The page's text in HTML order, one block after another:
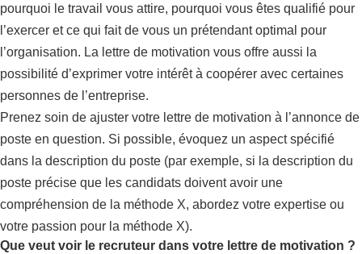
pourquoi le travail vous attire, pourquoi vous êtes qualifié pour
l’exercer et ce qui fait de vous un prétendant optimal pour
l’organisation. La lettre de motivation vous offre aussi la
possibilité d’exprimer votre intérêt à coopérer avec certaines
personnes de l’entreprise.
Prenez soin de ajuster votre lettre de motivation à l’annonce de
poste en question. Si possible, évoquez un aspect spécifié
dans la description du poste (par exemple, si la description du
poste précise que les candidats doivent avoir une
compréhension de la méthode X, abordez votre expertise ou
votre passion pour la méthode X).
Que veut voir le recruteur dans votre lettre de motivation ?